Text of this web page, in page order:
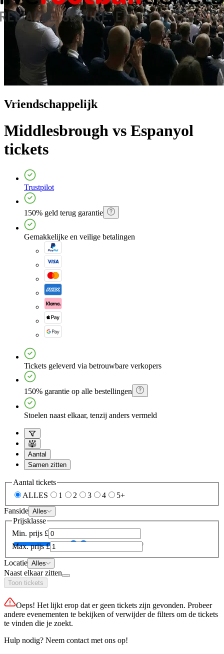
Vriendschappelijk
Middlesbrough vs Espanyol
tickets
Trustpilot
150% geld terug garantie
Gemakkelijke en veilige betalingen
Tickets geleverd via betrouwbare verkopers
150% garantie op alle bestellingen
Stoelen naast elkaar, tenzij anders vermeld
Aantal
Samen zitten
Aantal tickets
ALLES
1 2 3 4
5+
Fanside Alles
Prijsklasse
Min. prijs £
Max. prijs £
Locatie Alles
Naast elkaar zitten
Toon tickets
Oeps! Het lijkt erop dat er geen tickets zijn gevonden. Probeer
andere evenementen te bekijken of verwijder de filters om de tickets
te vinden die je zoekt.
Hulp nodig? Neem contact met ons op!